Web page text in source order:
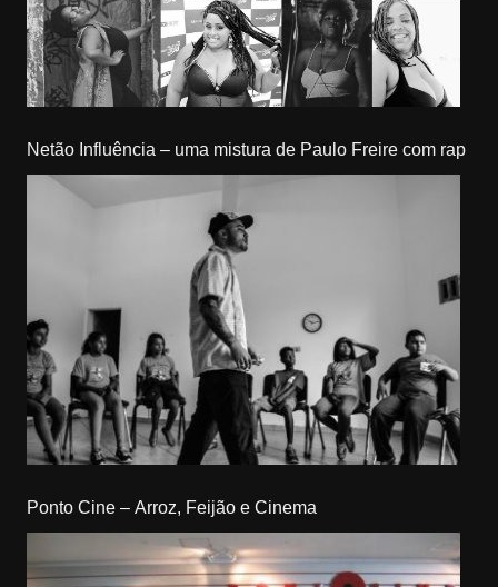
Netão Influência – uma mistura de Paulo Freire com rap
Ponto Cine – Arroz, Feijão e Cinema